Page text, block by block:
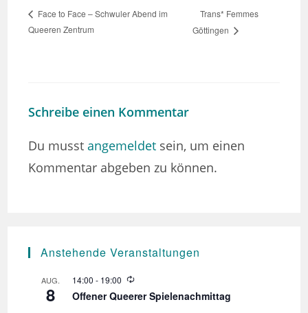
Face to Face – Schwuler Abend im
Queeren Zentrum
Trans* Femmes
Göttingen
Schreibe einen Kommentar
Du musstangemeldet sein, um einen
Kommentar abgeben zu können.
Anstehende Veranstaltungen
AUG.
8
14:00 - 19:00
W
e
Offener Queerer Spielenachmittag